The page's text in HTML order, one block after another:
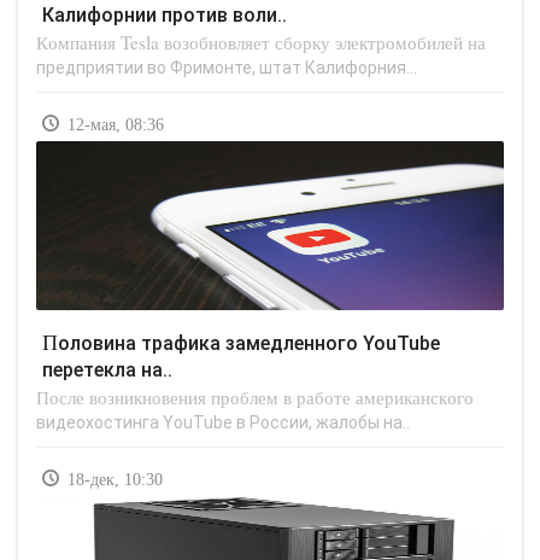
Калифорнии против воли..
Компания Tesla возобновляет сборку электромобилей на
предприятии во Фримонте, штат Калифорния...
12-мая, 08:36
Половина трафика замедленного YouTube
перетекла на..
После возникновения проблем в работе американского
видеохостинга YouTube в России, жалобы на..
18-дек, 10:30